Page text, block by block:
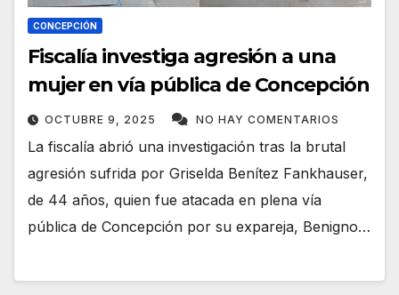
CONCEPCIÓN
Fiscalía investiga agresión a una
mujer en vía pública de Concepción
OCTUBRE 9, 2025 NO HAY COMENTARIOS
La fiscalía abrió una investigación tras la brutal
agresión sufrida por Griselda Benítez Fankhauser,
de 44 años, quien fue atacada en plena vía
pública de Concepción por su expareja, Benigno…